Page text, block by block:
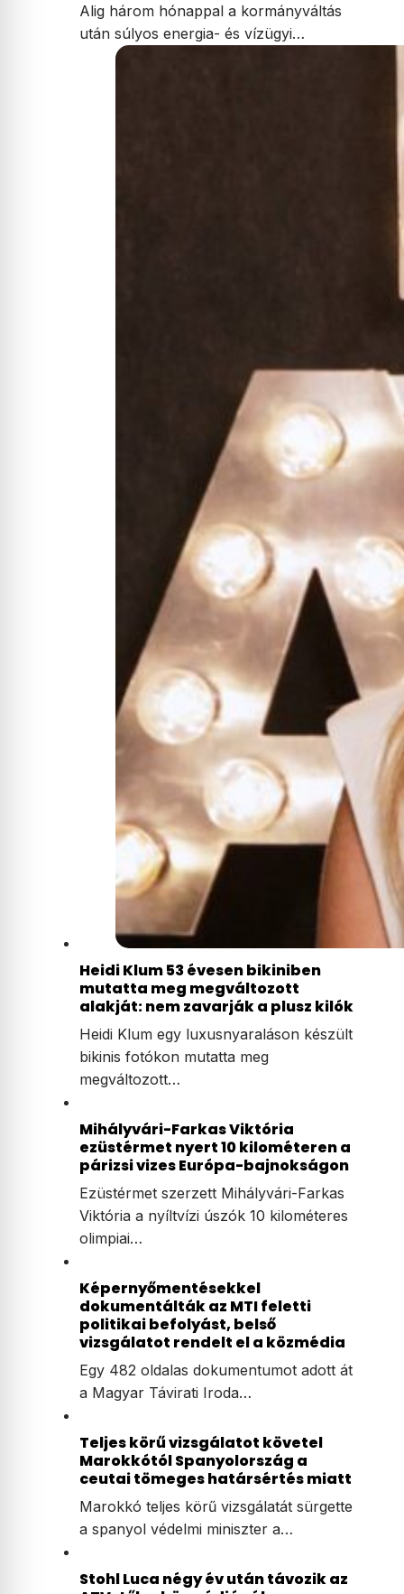
Alig három hónappal a kormányváltás
után súlyos energia- és vízügyi…
Heidi Klum 53 évesen bikiniben
mutatta meg megváltozott
alakját: nem zavarják a plusz kilók
Heidi Klum egy luxusnyaraláson készült
bikinis fotókon mutatta meg
megváltozott…
Mihályvári-Farkas Viktória
ezüstérmet nyert 10 kilométeren a
párizsi vizes Európa-bajnokságon
Ezüstérmet szerzett Mihályvári-Farkas
Viktória a nyíltvízi úszók 10 kilométeres
olimpiai…
Képernyőmentésekkel
dokumentálták az MTI feletti
politikai befolyást, belső
vizsgálatot rendelt el a közmédia
Egy 482 oldalas dokumentumot adott át
a Magyar Távirati Iroda…
Teljes körű vizsgálatot követel
Marokkótól Spanyolország a
ceutai tömeges határsértés miatt
Marokkó teljes körű vizsgálatát sürgette
a spanyol védelmi miniszter a…
Stohl Luca négy év után távozik az